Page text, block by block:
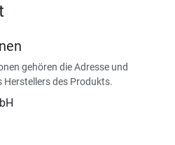
gehören die Adresse und
des Produkts.